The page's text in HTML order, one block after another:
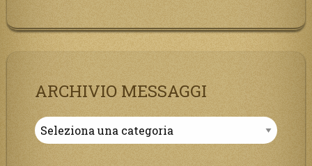
ARCHIVIO MESSAGGI
Archivio
Messaggi